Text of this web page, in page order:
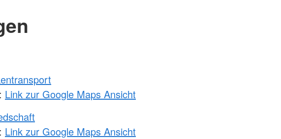
Link zur Google Maps Ansicht
Link zur Google Maps Ansicht